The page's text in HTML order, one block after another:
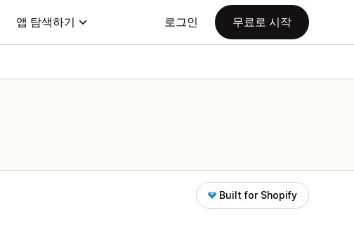
앱 탐색하기 로그인 무료로 시작
Built for Shopify